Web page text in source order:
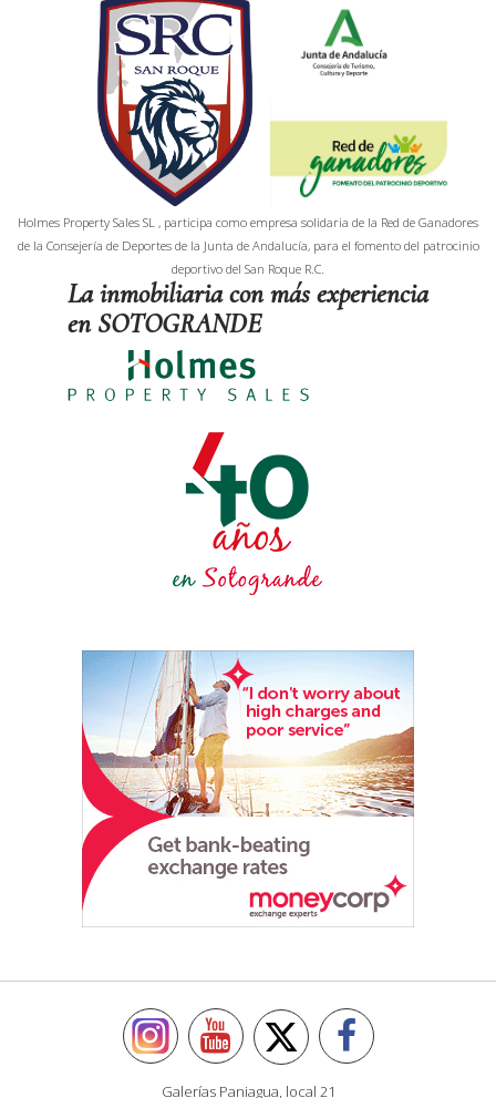
La inmobiliaria con más experiencia
en SOTOGRANDE
Holmes Property Sales SL , participa como empresa solidaria de la Red de Ganadores
de la Consejería de Deportes de la Junta de Andalucía, para el fomento del patrocinio
deportivo del San Roque R.C.
Galerías Paniagua, local 21